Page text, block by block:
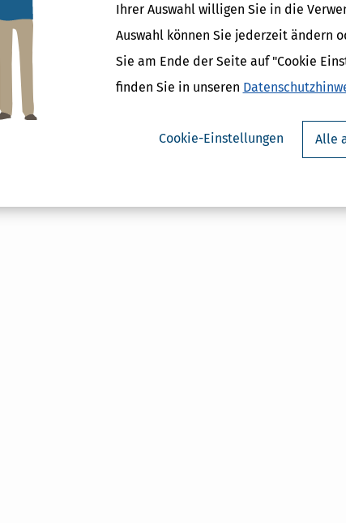
Ihrer Auswahl willigen Sie in die
Auswahl können Sie jederzeit ändern
Sie am Ende der Seite auf "Cookie
finden Sie in unseren
Cookie-Einstellungen Alle